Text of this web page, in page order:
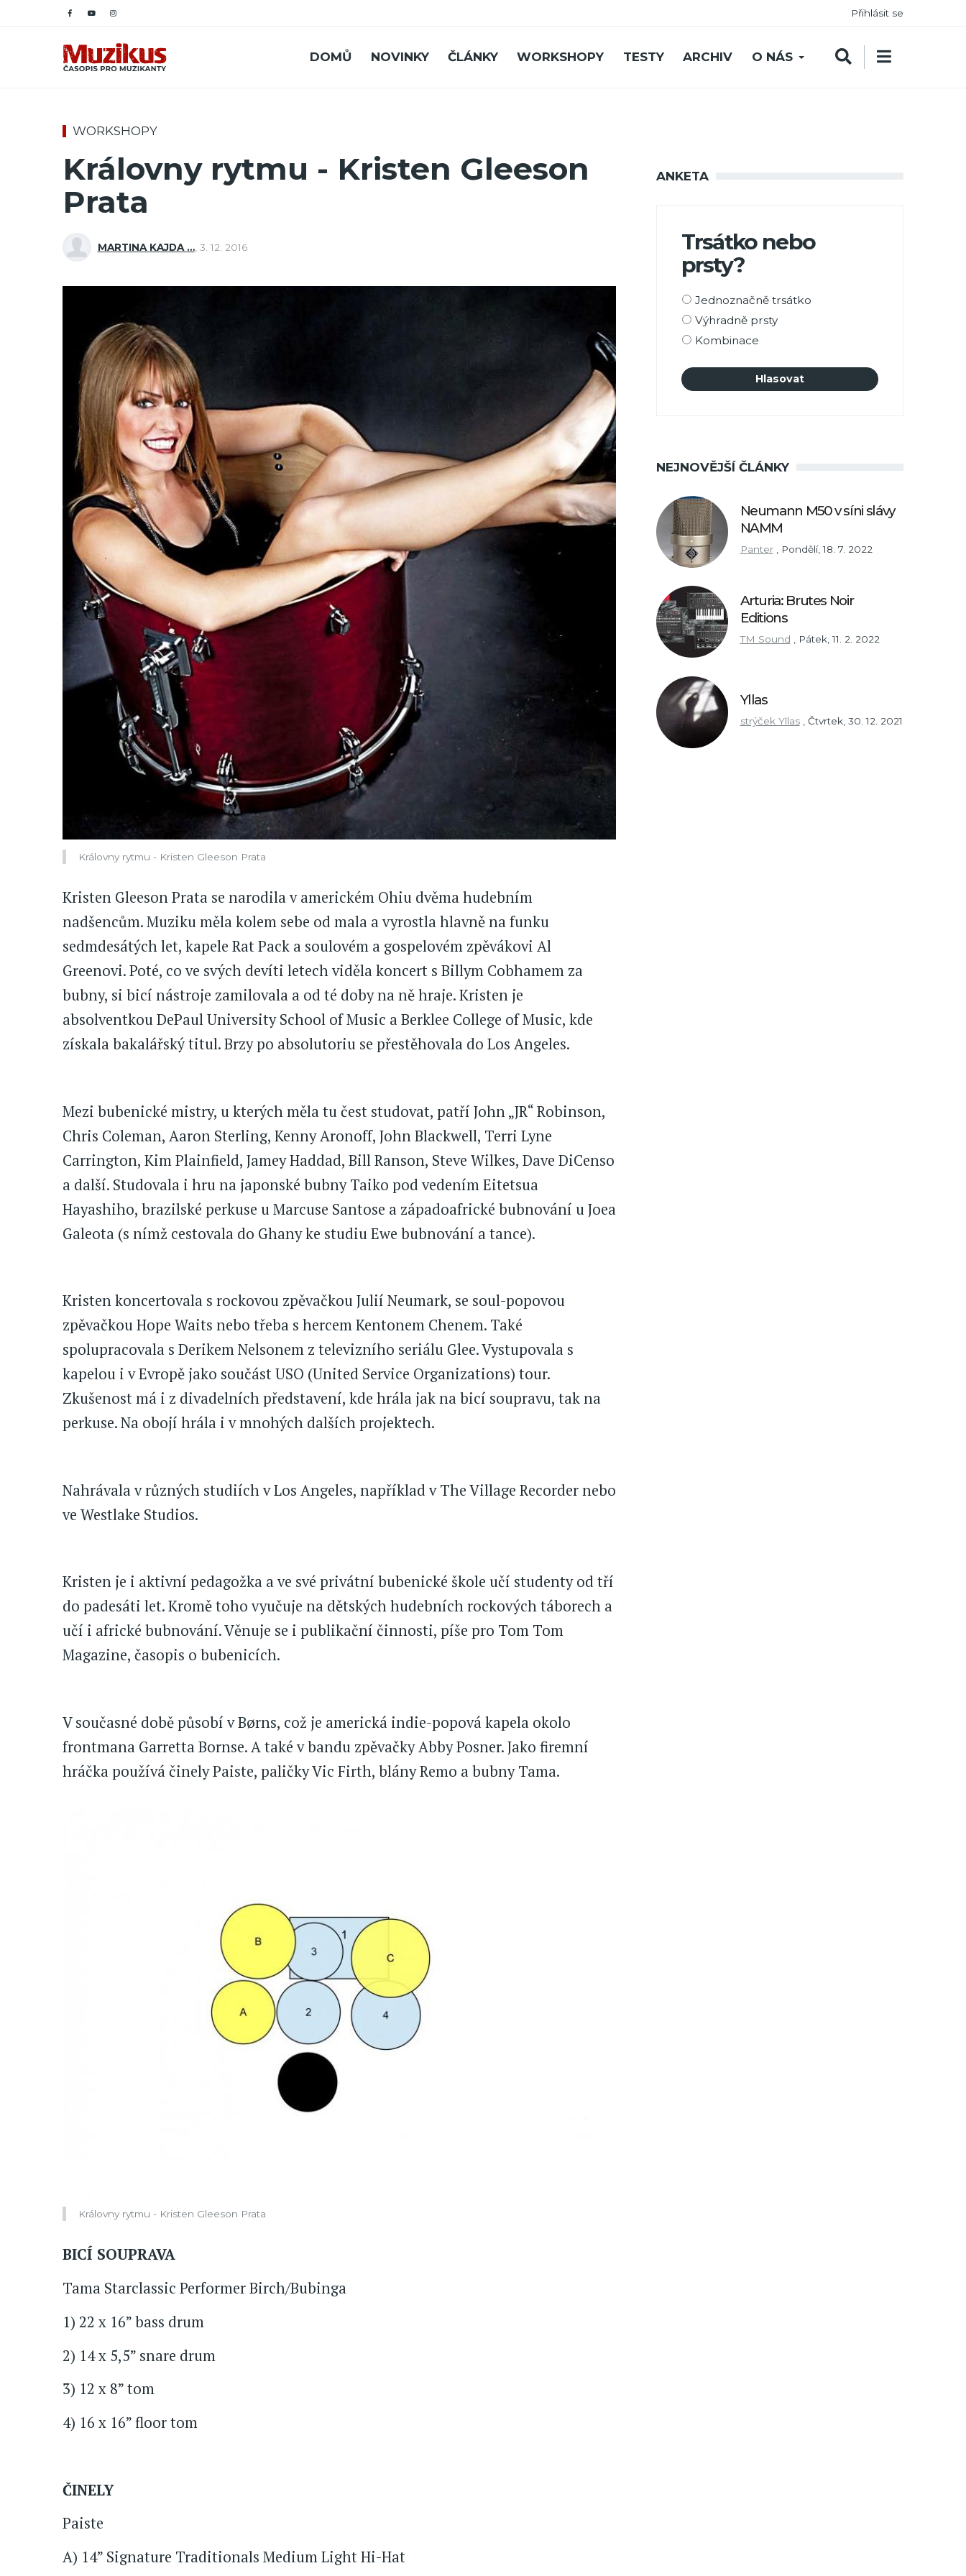
Přihlásit se
DOMŮ NOVINKY ČLÁNKY WORKSHOPY TESTY ARCHIV O NÁS
WORKSHOPY
Královny rytmu - Kristen Gleeson
Prata
MARTINA KAJDA …, 3. 12. 2016
Královny rytmu - Kristen Gleeson Prata
Kristen Gleeson Prata se narodila v americkém Ohiu dvěma hudebním
nadšencům. Muziku měla kolem sebe od mala a vyrostla hlavně na funku
sedmdesátých let, kapele Rat Pack a soulovém a gospelovém zpěvákovi Al
Greenovi. Poté, co ve svých devíti letech viděla koncert s Billym Cobhamem za
bubny, si bicí nástroje zamilovala a od té doby na ně hraje. Kristen je
absolventkou DePaul University School of Music a Berklee College of Music, kde
získala bakalářský titul. Brzy po absolutoriu se přestěhovala do Los Angeles.
Mezi bubenické mistry, u kterých měla tu čest studovat, patří John „JR“ Robinson,
Chris Coleman, Aaron Sterling, Kenny Aronoff, John Blackwell, Terri Lyne
Carrington, Kim Plainfield, Jamey Haddad, Bill Ranson, Steve Wilkes, Dave DiCenso
a další. Studovala i hru na japonské bubny Taiko pod vedením Eitetsua
Hayashiho, brazilské perkuse u Marcuse Santose a západoafrické bubnování u Joea
Galeota (s nímž cestovala do Ghany ke studiu Ewe bubnování a tance).
Kristen koncertovala s rockovou zpěvačkou Julií Neumark, se soul-popovou
zpěvačkou Hope Waits nebo třeba s hercem Kentonem Chenem. Také
spolupracovala s Derikem Nelsonem z televizního seriálu Glee. Vystupovala s
kapelou i v Evropě jako součást USO (United Service Organizations) tour.
Zkušenost má i z divadelních představení, kde hrála jak na bicí soupravu, tak na
perkuse. Na obojí hrála i v mnohých dalších projektech.
Nahrávala v různých studiích v Los Angeles, například v The Village Recorder nebo
ve Westlake Studios.
Kristen je i aktivní pedagožka a ve své privátní bubenické škole učí studenty od tří
do padesáti let. Kromě toho vyučuje na dětských hudebních rockových táborech a
učí i africké bubnování. Věnuje se i publikační činnosti, píše pro Tom Tom
Magazine, časopis o bubenicích.
V současné době působí v Børns, což je americká indie-popová kapela okolo
frontmana Garretta Bornse. A také v bandu zpěvačky Abby Posner. Jako firemní
hráčka používá činely Paiste, paličky Vic Firth, blány Remo a bubny Tama.
Královny rytmu - Kristen Gleeson Prata
BICÍ SOUPRAVA
Tama Starclassic Performer Birch/Bubinga
1) 22 x 16” bass drum
2) 14 x 5,5” snare drum
3) 12 x 8” tom
4) 16 x 16” floor tom
ČINELY
Paiste
A) 14” Signature Traditionals Medium Light Hi-Hat
ANKETA
Trsátko nebo
prsty?
Možnosti
výběru
Jednoznačně trsátko
Výhradně prsty
Kombinace
NEJNOVĚJŠÍ ČLÁNKY
Neumann M50 v síni slávy
NAMM
Panter Pondělí, 18. 7. 2022
Arturia: Brutes Noir
Editions
TM Sound , Pátek, 11. 2. 2022
Yllas
strýček Yllas Čtvrtek, 30. 12. 2021